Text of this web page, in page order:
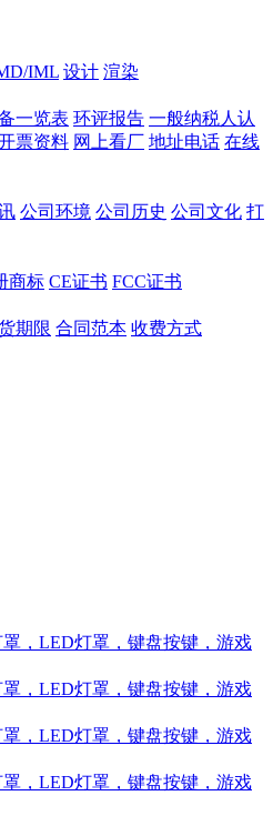
IML 设计 渲染
一览表 环评报告 一般纳税人认
票资料 网上看厂 地址电话 在线
公司环境 公司历史 公司文化 打
商标 CE证书 FCC证书
期限 合同范本 收费方式